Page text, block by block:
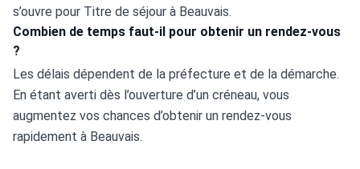
s’ouvre pour Titre de séjour à Beauvais.
Combien de temps faut-il pour obtenir un rendez-vous
?
Les délais dépendent de la préfecture et de la démarche.
En étant averti dès l’ouverture d’un créneau, vous
augmentez vos chances d’obtenir un rendez-vous
rapidement à Beauvais.